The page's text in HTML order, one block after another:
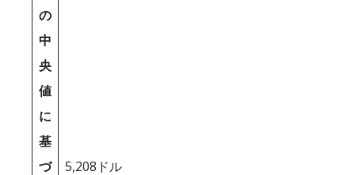
の
中
央
値
に
基
づ
5,208ドル